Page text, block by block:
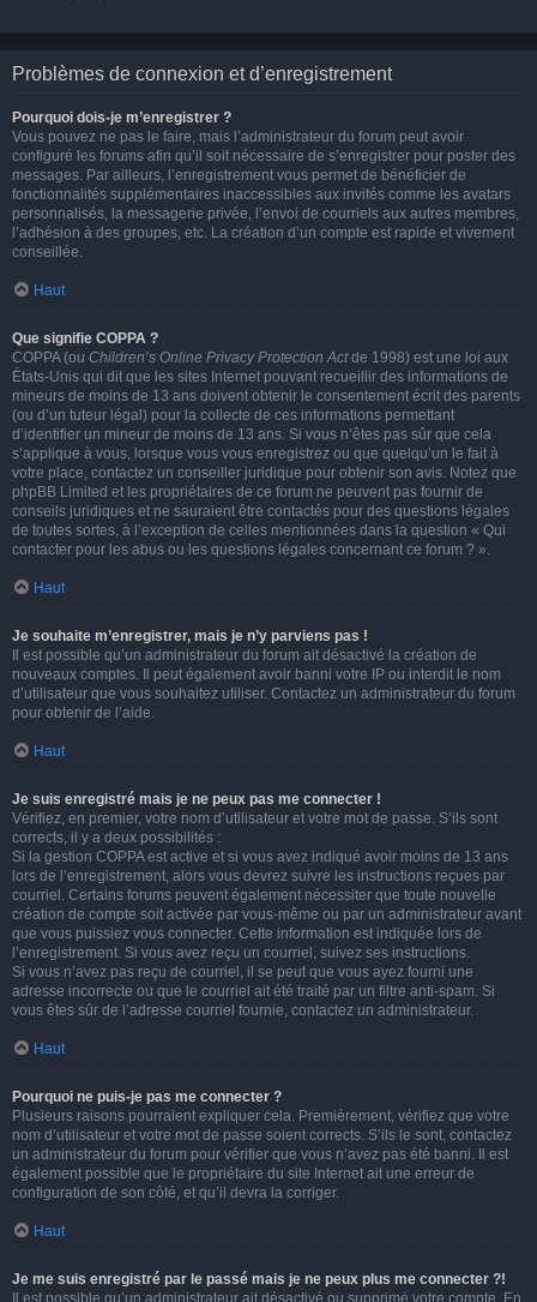
Problèmes de connexion et d’enregistrement
Pourquoi dois-je m’enregistrer ?
Vous pouvez ne pas le faire, mais l’administrateur du forum peut avoir
configuré les forums afin qu’il soit nécessaire de s’enregistrer pour poster des
messages. Par ailleurs, l’enregistrement vous permet de bénéficier de
fonctionnalités supplémentaires inaccessibles aux invités comme les avatars
personnalisés, la messagerie privée, l’envoi de courriels aux autres membres,
l’adhésion à des groupes, etc. La création d’un compte est rapide et vivement
conseillée.
Haut
Que signifie COPPA ?
COPPA (ou Children’s Online Privacy Protection Actde 1998) est une loi aux
États-Unis qui dit que les sites Internet pouvant recueillir des informations de
mineurs de moins de 13 ans doivent obtenir le consentement écrit des parents
(ou d’un tuteur légal) pour la collecte de ces informations permettant
d’identifier un mineur de moins de 13 ans. Si vous n’êtes pas sûr que cela
s’applique à vous, lorsque vous vous enregistrez ou que quelqu’un le fait à
votre place, contactez un conseiller juridique pour obtenir son avis. Notez que
phpBB Limited et les propriétaires de ce forum ne peuvent pas fournir de
conseils juridiques et ne sauraient être contactés pour des questions légales
de toutes sortes, à l’exception de celles mentionnées dans la question « Qui
contacter pour les abus ou les questions légales concernant ce forum ? ».
Haut
Je souhaite m’enregistrer, mais je n’y parviens pas !
Il est possible qu’un administrateur du forum ait désactivé la création de
nouveaux comptes. Il peut également avoir banni votre IP ou interdit le nom
d’utilisateur que vous souhaitez utiliser. Contactez un administrateur du forum
pour obtenir de l’aide.
Haut
Je suis enregistré mais je ne peux pas me connecter !
Vérifiez, en premier, votre nom d’utilisateur et votre mot de passe. S’ils sont
corrects, il y a deux possibilités :
Si la gestion COPPA est active et si vous avez indiqué avoir moins de 13 ans
lors de l’enregistrement, alors vous devrez suivre les instructions reçues par
courriel. Certains forums peuvent également nécessiter que toute nouvelle
création de compte soit activée par vous-même ou par un administrateur avant
que vous puissiez vous connecter. Cette information est indiquée lors de
l’enregistrement. Si vous avez reçu un courriel, suivez ses instructions.
Si vous n’avez pas reçu de courriel, il se peut que vous ayez fourni une
adresse incorrecte ou que le courriel ait été traité par un filtre anti-spam. Si
vous êtes sûr de l’adresse courriel fournie, contactez un administrateur.
Haut
Pourquoi ne puis-je pas me connecter ?
Plusieurs raisons pourraient expliquer cela. Premièrement, vérifiez que votre
nom d’utilisateur et votre mot de passe soient corrects. S’ils le sont, contactez
un administrateur du forum pour vérifier que vous n’avez pas été banni. Il est
également possible que le propriétaire du site Internet ait une erreur de
configuration de son côté, et qu’il devra la corriger.
Haut
Je me suis enregistré par le passé mais je ne peux plus me connecter ?!
Il est possible qu’un administrateur ait désactivé ou supprimé votre compte. En